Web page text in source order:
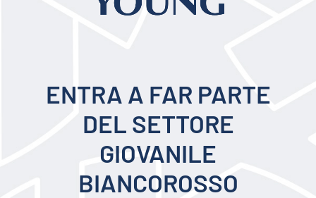
ENTRA A FAR PARTE
DEL SETTORE
GIOVANILE
BIANCOROSSO